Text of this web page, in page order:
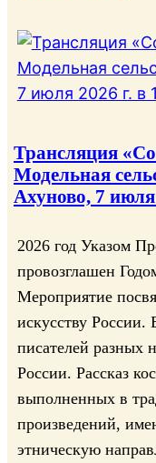
и
б
ы
о
д
н
г
о
с
.
Р
е
м
ш
а
ж
л
а
н
и
Трансляция
Модельная
Ахуново, 7
2026 год Указом
провозглашен
Мероприятие
искусству России.
писателей разных
России. Рассказ
выполненных в
произведений,
этническую